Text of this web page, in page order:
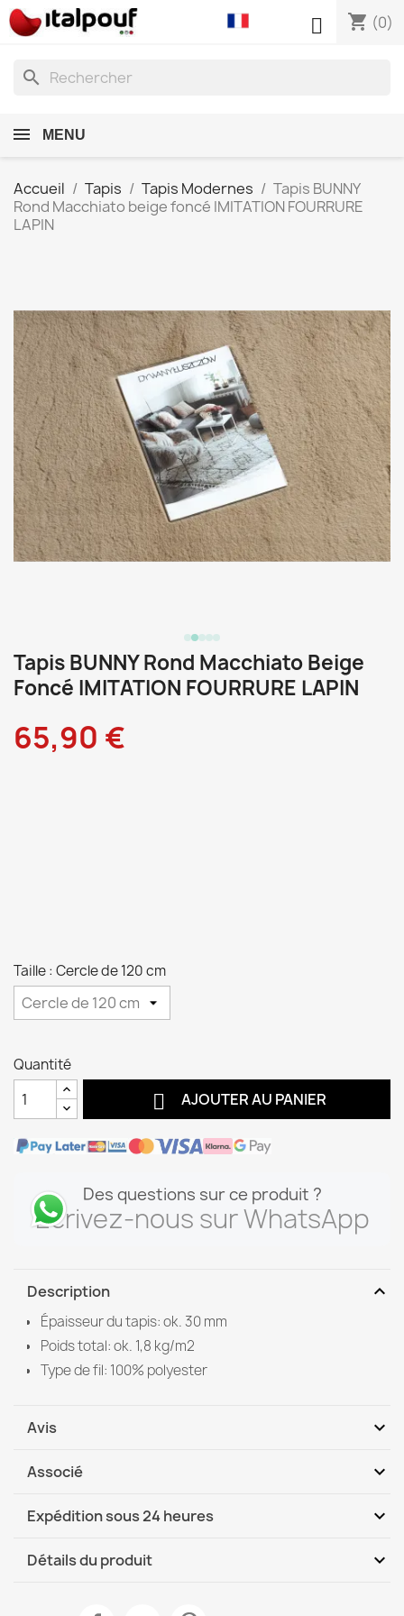
shopping_cart (0)

search
MENU
Accueil Tapis Tapis Modernes
Tapis BUNNY
Rond Macchiato beige foncé IMITATION FOURRURE
LAPIN
Tapis BUNNY Rond Macchiato Beige
Foncé IMITATION FOURRURE LAPIN
65,90 €
Taille : Cercle de 120 cm
Quantité
 AJOUTER AU PANIER
Des questions sur ce produit ?
Écrivez-nous sur WhatsApp
Description expand_more
Épaisseur du tapis: ok. 30 mm
Poids total: ok. 1,8 kg/m2
Type de fil: 100% polyester
Avis expand_more
Associé expand_more
Tapis BUNNY Rond Ivoire IMITATION FOURRURE LAPIN
Expédition sous 24 heures expand_more
DHL / GLS International
Détails du produit expand_more